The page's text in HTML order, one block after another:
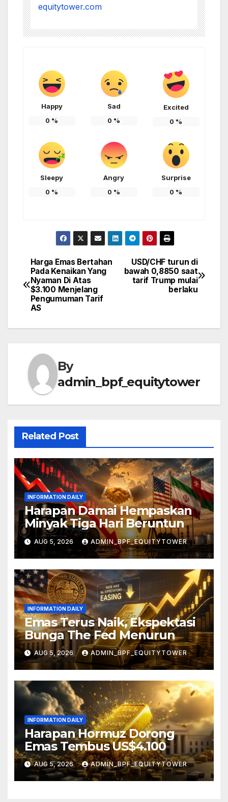
equitytower.com
Happy
0 %
Sad
0 %
Excited
0 %
Sleepy
0 %
Angry
0 %
Surprise
0 %
Post
navigation
USD/CHF turun di
bawah 0,8850 saat
tarif Trump mulai
berlaku
Harga Emas Bertahan
Pada Kenaikan Yang
Nyaman Di Atas
$3.100 Menjelang
Pengumuman Tarif
AS
By
admin_bpf_equitytower
Related Post
INFORMATION DAILY
Harapan Damai Hempaskan
Minyak Tiga Hari Beruntun
AUG 5, 2026 ADMIN_BPF_EQUITYTOWER
INFORMATION DAILY
Emas Terus Naik, Ekspektasi
Bunga The Fed Menurun
AUG 5, 2026 ADMIN_BPF_EQUITYTOWER
INFORMATION DAILY
Harapan Hormuz Dorong
Emas Tembus US$4.100
AUG 5, 2026 ADMIN_BPF_EQUITYTOWER